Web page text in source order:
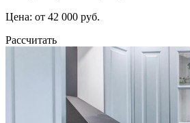
Цена: от 42 000 руб.
Рассчитать